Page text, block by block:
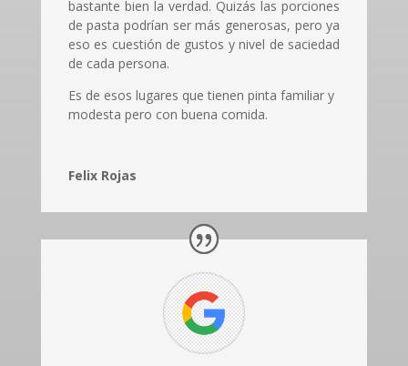
bastante bien la verdad. Quizás las porciones
de pasta podrían ser más generosas, pero ya
eso es cuestión de gustos y nivel de saciedad
de cada persona.
Es de esos lugares que tienen pinta familiar y
modesta pero con buena comida.
Felix Rojas